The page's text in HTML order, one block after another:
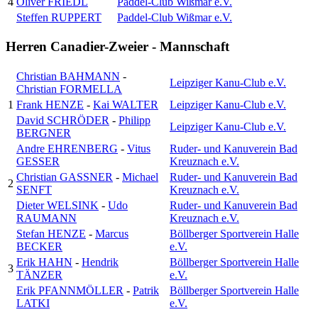
Steffen RUPPERT
Paddel-Club Wißmar e.V.
Herren Canadier-Zweier - Mannschaft
1
Christian BAHMANN -
Christian FORMELLA
Leipziger Kanu-Club e.V.
Frank HENZE - Kai WALTER
Leipziger Kanu-Club e.V.
David SCHRÖDER - Philipp
BERGNER
Leipziger Kanu-Club e.V.
2
Andre EHRENBERG - Vitus
GESSER
Ruder- und Kanuverein Bad
Kreuznach e.V.
Christian GASSNER - Michael
SENFT
Ruder- und Kanuverein Bad
Kreuznach e.V.
Dieter WELSINK - Udo
RAUMANN
Ruder- und Kanuverein Bad
Kreuznach e.V.
3
Stefan HENZE - Marcus
BECKER
Böllberger Sportverein Halle
e.V.
Erik HAHN - Hendrik
TÄNZER
Böllberger Sportverein Halle
e.V.
Erik PFANNMÖLLER - Patrik
LATKI
Böllberger Sportverein Halle
e.V.